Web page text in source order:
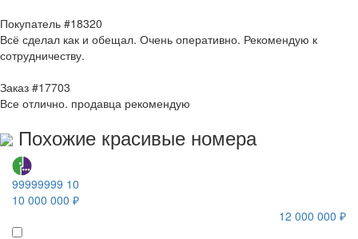
Покупатель #18320
Всё сделал как и обещал. Очень оперативно. Рекомендую к
сотрудничеству.
Заказ #17703
Все отлично. продавца рекомендую
Похожие красивые номера
99999999 10
10 000 000 ₽
12 000 000 ₽